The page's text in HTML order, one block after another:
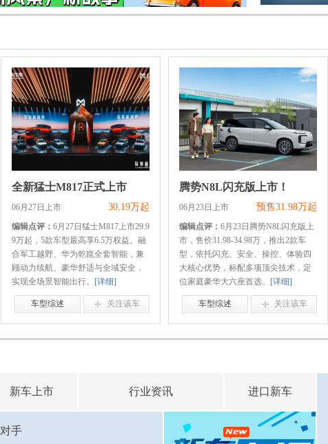
全新猛士M817正式上市
30.19万起
06月27日上市
编辑点评： 6月27日猛士M817上市29.9
9万起，5款车型最高享6.5万权益。融
合军工越野、华为乾崑全套智能，兼
顾动力续航、豪华舒适与全域安全，
实现全场景智能出行。 [详细]
关注该车
车型综述
腾势N8L闪充版上市！
预售31.98万起
06月23日上市
编辑点评： 6月23日腾势N8L闪充版上
市，售价31.98-34.98万，推出2款车
型，依托闪充、安全、操控、体验四
大核心优势，标配多项顶尖技术，定
位家庭豪华大六座首选。 [详细]
关注该车
车型综述
新车上市 行业资讯 进口新车
对手